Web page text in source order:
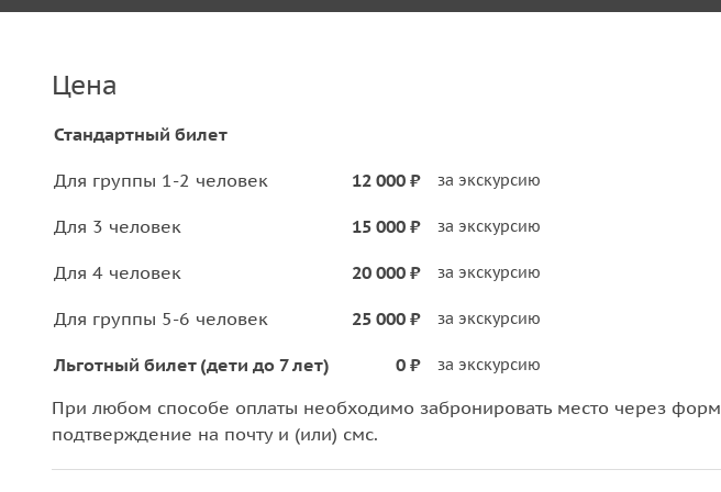
Цена
Стандартный билет
Для группы 1-2 человек 12 000 ₽ за экскурсию
Для 3 человек 15 000 ₽ за экскурсию
Для 4 человек 20 000 ₽ за экскурсию
Для группы 5-6 человек 25 000 ₽ за экскурсию
Льготный билет (дети до 7 лет) 0 ₽ за экскурсию
При любом способе оплаты необходимо забронировать место через
подтверждение на почту и (или) смс.